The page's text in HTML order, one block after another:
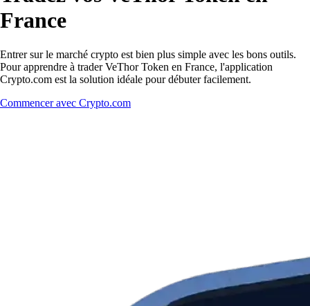
France
Entrer sur le marché crypto est bien plus simple avec les bons outils.
Pour apprendre à trader VeThor Token en France, l'application
Crypto.com est la solution idéale pour débuter facilement.
Commencer avec Crypto.com